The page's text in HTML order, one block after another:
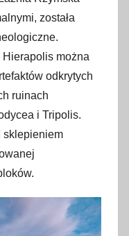
została
można
odkrytych
ruinach
i Tripolis.
sklepieniem